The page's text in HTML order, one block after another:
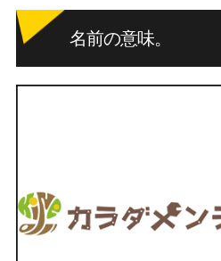
名前の意味。